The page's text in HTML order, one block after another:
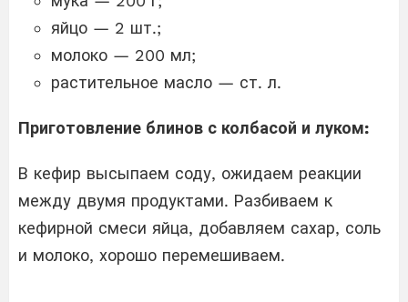
яйцо — 2 шт.;
молоко — 200 мл;
растительное масло — ст. л.
Приготовление блинов с колбасой и луком:
В кефир высыпаем соду, ожидаем реакции
между двумя продуктами. Разбиваем к
кефирной смеси яйца, добавляем сахар, соль
и молоко, хорошо перемешиваем.